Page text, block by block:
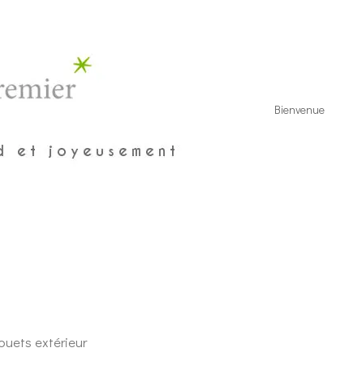
Bienvenue
extérieur